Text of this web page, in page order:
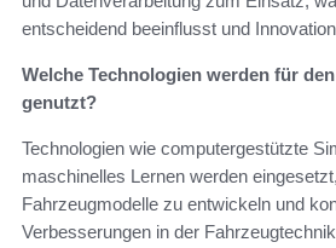
entscheidend beeinflusst und
Welche Technologien werden für
genutzt?
Technologien wie computergestützte
maschinelles Lernen werden
Fahrzeugmodelle zu entwickeln und
Verbesserungen in der